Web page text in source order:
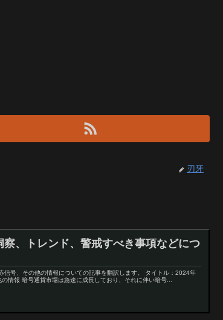
刃牙
、トレンド、警戒すべき事項などにつ
号、その他の情報についての記事を翻訳します。 タイトル：2024年
情報 暗号通貨市場は急速に成長しており、それに伴い暗号...